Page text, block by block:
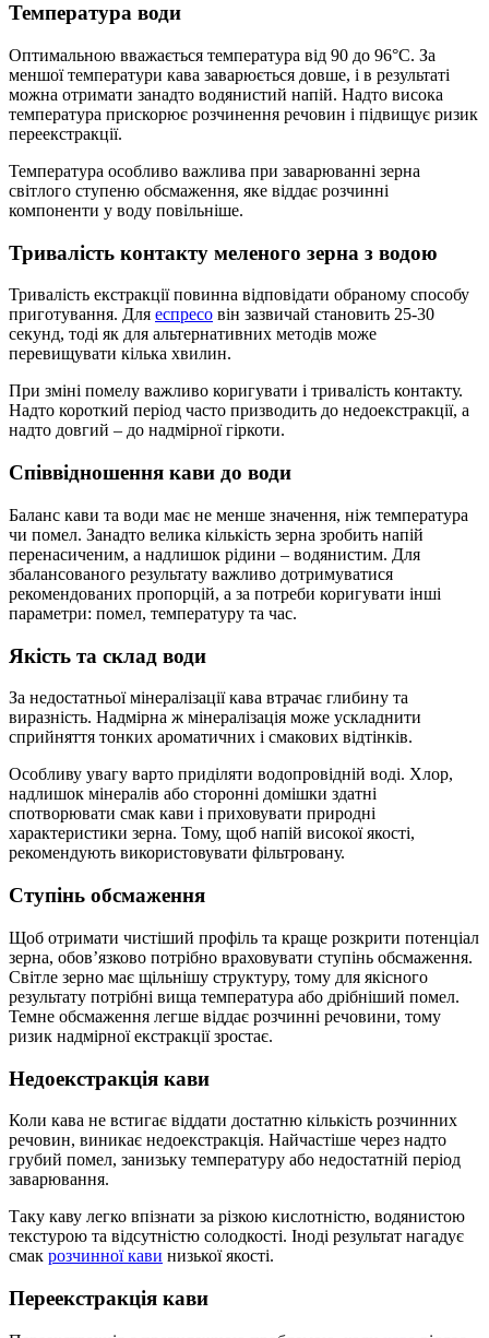
Температура води
Оптимальною вважається температура від 90 до 96°C. За
меншої температури кава заварюється довше, і в результаті
можна отримати занадто водянистий напій. Надто висока
температура прискорює розчинення речовин і підвищує ризик
переекстракції.
Температура особливо важлива при заварюванні зерна
світлого ступеню обсмаження, яке віддає розчинні
компоненти у воду повільніше.
Тривалість контакту меленого зерна з водою
Тривалість екстракції повинна відповідати обраному способу
приготування. Для еспресо він зазвичай становить 25-30
секунд, тоді як для альтернативних методів може
перевищувати кілька хвилин.
При зміні помелу важливо коригувати і тривалість контакту.
Надто короткий період часто призводить до недоекстракції, а
надто довгий – до надмірної гіркоти.
Співвідношення кави до води
Баланс кави та води має не менше значення, ніж температура
чи помел. Занадто велика кількість зерна зробить напій
перенасиченим, а надлишок рідини – водянистим. Для
збалансованого результату важливо дотримуватися
рекомендованих пропорцій, а за потреби коригувати інші
параметри: помел, температуру та час.
Якість та склад води
За недостатньої мінералізації кава втрачає глибину та
виразність. Надмірна ж мінералізація може ускладнити
сприйняття тонких ароматичних і смакових відтінків.
Особливу увагу варто приділяти водопровідній воді. Хлор,
надлишок мінералів або сторонні домішки здатні
спотворювати смак кави і приховувати природні
характеристики зерна. Тому, щоб напій високої якості,
рекомендують використовувати фільтровану.
Ступінь обсмаження
Щоб отримати чистіший профіль та краще розкрити потенціал
зерна, обов’язково потрібно враховувати ступінь обсмаження.
Світле зерно має щільнішу структуру, тому для якісного
результату потрібні вища температура або дрібніший помел.
Темне обсмаження легше віддає розчинні речовини, тому
ризик надмірної екстракції зростає.
Недоекстракція кави
Коли кава не встигає віддати достатню кількість розчинних
речовин, виникає недоекстракція. Найчастіше через надто
грубий помел, занизьку температуру або недостатній період
заварювання.
Таку каву легко впізнати за різкою кислотністю, водянистою
текстурою та відсутністю солодкості. Іноді результат нагадує
смак розчинної кави низької якості.
Переекстракція кави